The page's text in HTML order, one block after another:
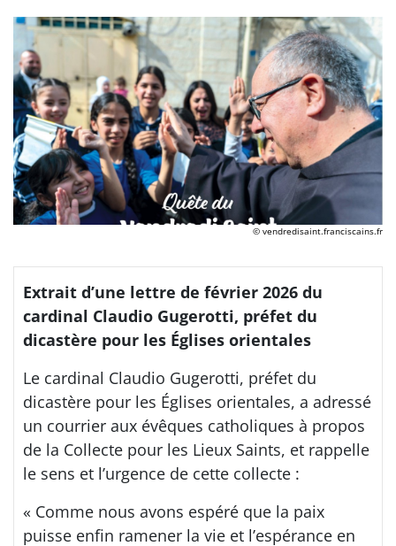
© vendredisaint.franciscains.fr
Extrait d’une lettre de février 2026 du
cardinal Claudio Gugerotti, préfet du
dicastère pour les Églises orientales
Le cardinal Claudio Gugerotti, préfet du
dicastère pour les Églises orientales, a adressé
un courrier aux évêques catholiques à propos
de la Collecte pour les Lieux Saints, et rappelle
le sens et l’urgence de cette collecte :
« Comme nous avons espéré que la paix
puisse enfin ramener la vie et l’espérance en